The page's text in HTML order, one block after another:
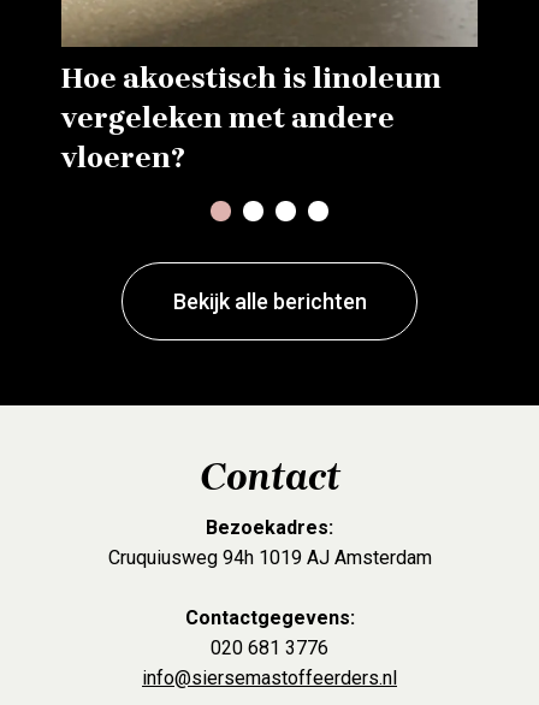
Hoe akoestisch is linoleum
vergeleken met andere
vloeren?
Bekijk alle berichten
Contact
Bezoekadres:
Cruquiusweg 94h 1019 AJ Amsterdam
Contactgegevens:
020 681 3776
info@siersemastoffeerders.nl